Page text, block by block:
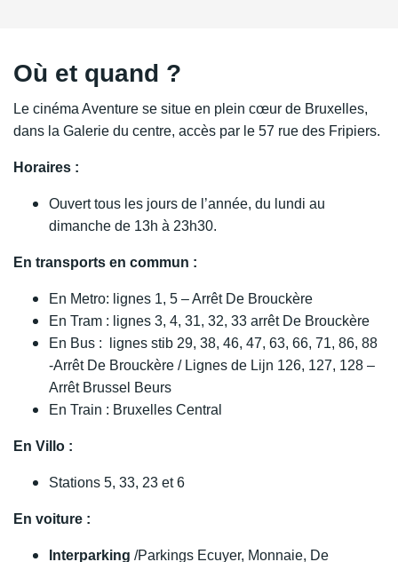
Où et quand ?
Le cinéma Aventure se situe en plein cœur de Bruxelles,
dans la Galerie du centre, accès par le 57 rue des Fripiers.
Horaires :
Ouvert tous les jours de l’année, du lundi au
dimanche de 13h à 23h30.
En transports en commun :
En Metro: lignes 1, 5 – Arrêt De Brouckère
En Tram : lignes 3, 4, 31, 32, 33 arrêt De Brouckère
En Bus : lignes stib 29, 38, 46, 47, 63, 66, 71, 86, 88
-Arrêt De Brouckère / Lignes de Lijn 126, 127, 128 –
Arrêt Brussel Beurs
En Train : Bruxelles Central
En Villo :
Stations 5, 33, 23 et 6
En voiture :
Interparking /Parkings Ecuyer, Monnaie, De